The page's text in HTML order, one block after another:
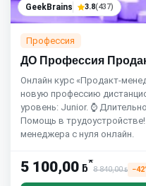
GeekBrains 3.8(437)
Профессия
ДО Профессия
Онлайн курс «Продакт-
новую профессию
уровень: Junior. ⌚
Помощь в
менеджера с нуля онлайн.
5 100,00 ƃ*
8 840,00ƃ